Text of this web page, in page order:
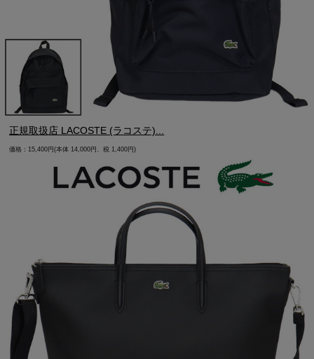
正規取扱店 LACOSTE (ラコステ)...
価格：15,400円(本体 14,000円、税 1,400円)